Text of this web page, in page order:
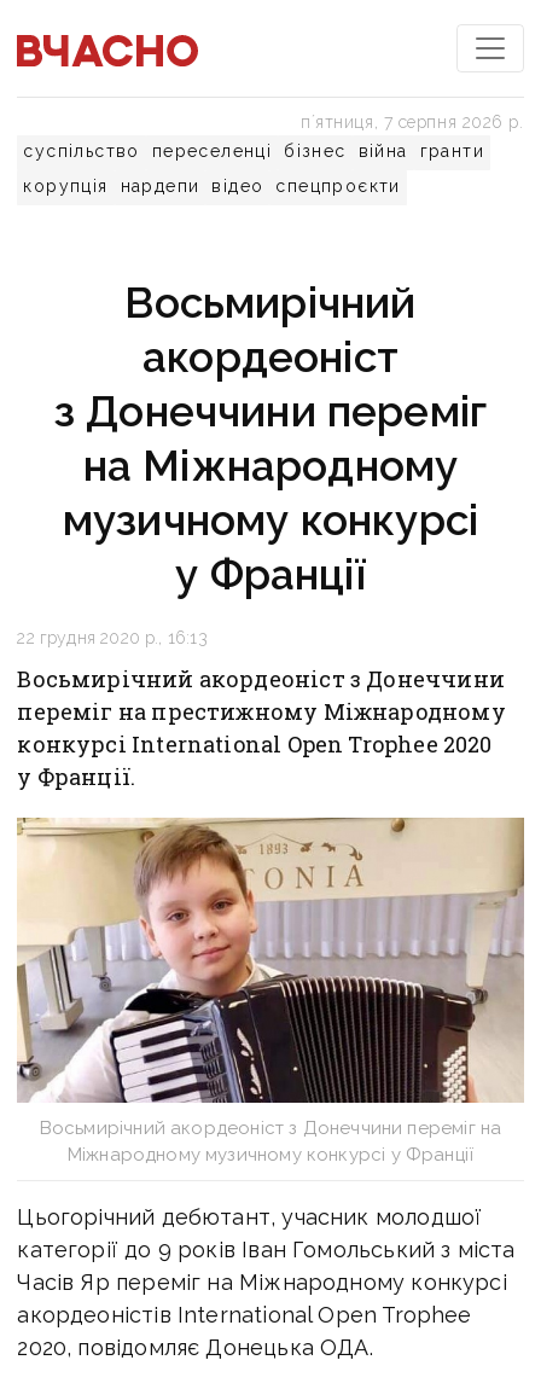
суспільство переселенці бізнес війна
гранти
корупція
нардепи відео спецпроєкти
пʼятниця, 7 серпня 2026 р.
​​​​​​​Восьмирічний
акордеоніст
з Донеччини переміг
на Міжнародному
музичному конкурсі
у Франції
22 грудня 2020 р., 16:13
Восьмирічний акордеоніст з Донеччини
переміг на престижному Міжнародному
конкурсі International Open Trophee 2020
у Франції.
Восьмирічний акордеоніст з Донеччини переміг на
Міжнародному музичному конкурсі у Франції
Цьогорічний дебютант, учасник молодшої
категорії до 9 років Іван Гомольський з міста
Часів Яр переміг на Міжнародному конкурсі
акордеоністів International Open Trophee
2020, повідомляє Донецька ОДА.